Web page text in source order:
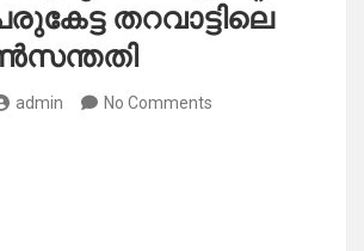
തറവാട്ടിലെ
admin No Comments